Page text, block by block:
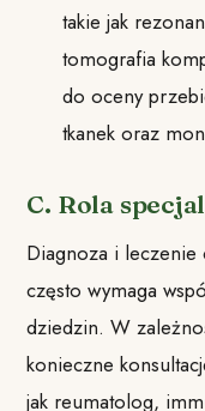
takie jak
tomografia
do oceny
tkanek oraz
C. Rola
Diagnoza i
często wymaga
dziedzin. W
konieczne
jak reumatolog,